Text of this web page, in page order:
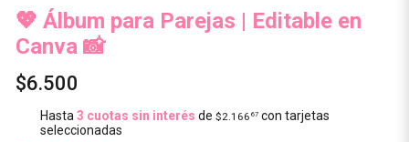
💖 Álbum para Parejas | Editable en
Canva 📸
$6.500
Hasta3 cuotas sin interés de$2.166 67 con tarjetas
seleccionadas